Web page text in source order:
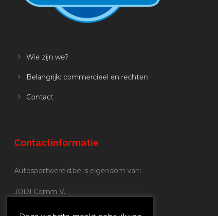
Wie zijn we?
Belangrijk: commercieel en rechten
Contact
Contactinformatie
Autosportwereld.be is eigendom van:
JODI Comm V.
Nijverheidsstraat 70